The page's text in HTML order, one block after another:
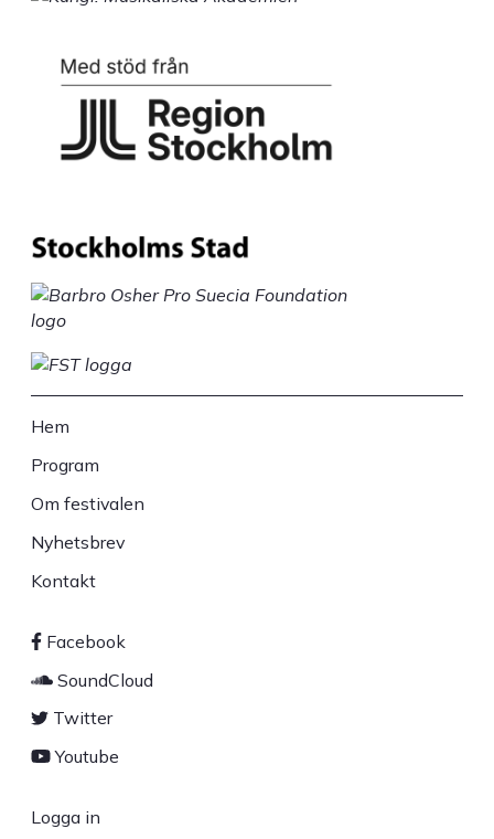
Sidfot
Hem
Program
Om festivalen
Nyhetsbrev
Kontakt
Sociala
länkar
Facebook
SoundCloud
Twitter
Youtube
Logga in